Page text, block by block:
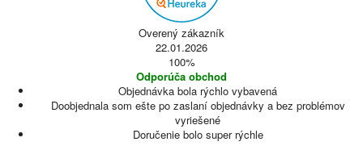
Overený zákazník
22.01.2026
100%
Odporúča obchod
Objednávka bola rýchlo vybavená
Doobjednala som ešte po zaslaní objednávky a bez problémov
vyriešené
Doručenie bolo super rýchle